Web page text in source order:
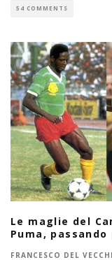
54 COMMENTS
Le maglie del
Puma,
FRANCESCO DEL